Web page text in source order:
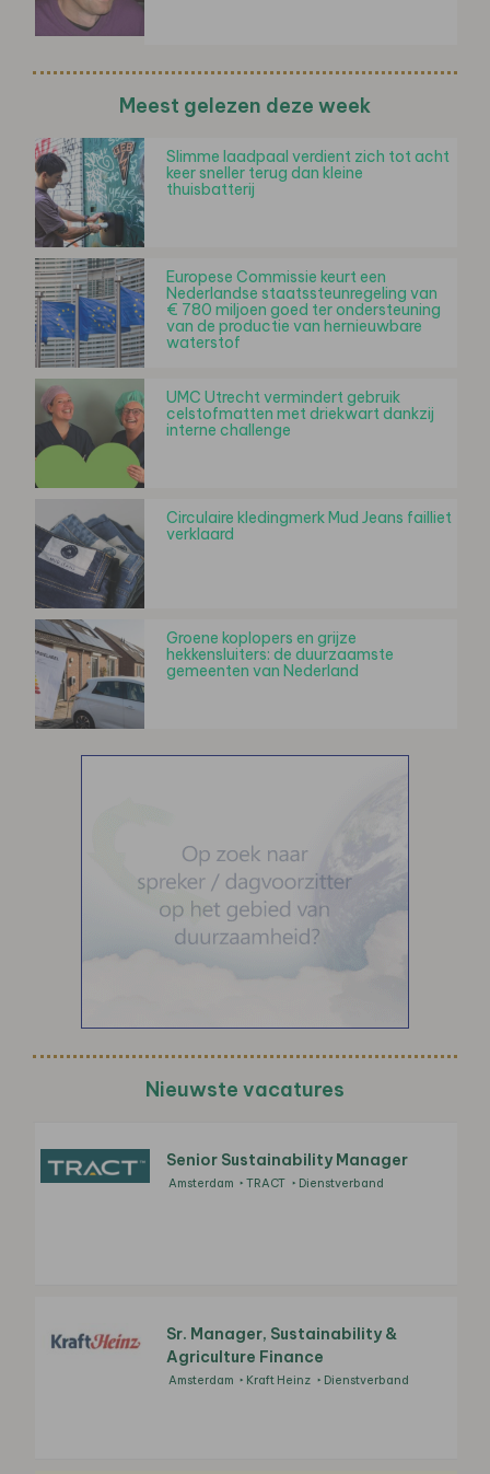
Meest gelezen deze week
Slimme laadpaal verdient zich tot acht
keer sneller terug dan kleine
thuisbatterij
Europese Commissie keurt een
Nederlandse staatssteunregeling van
€ 780 miljoen goed ter ondersteuning
van de productie van hernieuwbare
waterstof
UMC Utrecht vermindert gebruik
celstofmatten met driekwart dankzij
interne challenge
Circulaire kledingmerk Mud Jeans failliet
verklaard
Groene koplopers en grijze
hekkensluiters: de duurzaamste
gemeenten van Nederland
Nieuwste vacatures
Senior Sustainability Manager
Amsterdam TRACT Dienstverband
Sr. Manager, Sustainability &
Agriculture Finance
Amsterdam Kraft Heinz Dienstverband